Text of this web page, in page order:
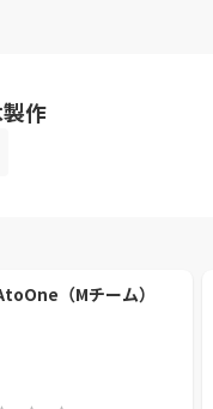
作
（Mチーム）